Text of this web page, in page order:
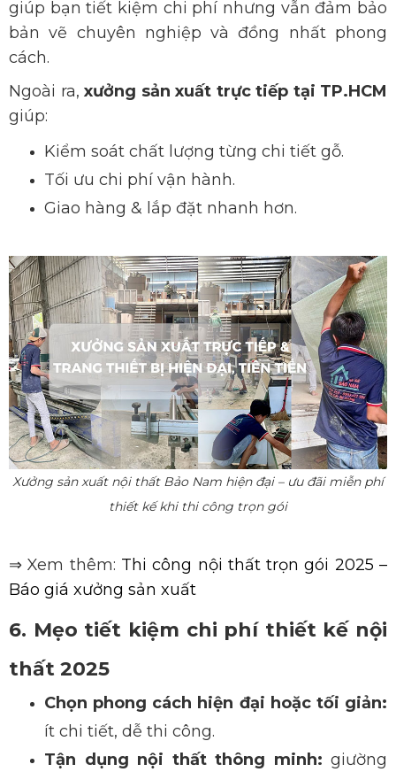
giúp bạn tiết kiệm chi phí nhưng vẫn đảm bảo
bản vẽ chuyên nghiệp và đồng nhất phong
cách.
Ngoài ra, xưởng sản xuất trực tiếp tại TP.HCM
giúp:
Kiểm soát chất lượng từng chi tiết gỗ.
Tối ưu chi phí vận hành.
Giao hàng & lắp đặt nhanh hơn.
Xưởng sản xuất nội thất Bảo Nam hiện đại – ưu đãi miễn phí
thiết kế khi thi công trọn gói
⇒Xem thêm: Thi công nội thất trọn gói 2025 –
Báo giá xưởng sản xuất
6. Mẹo tiết kiệm chi phí thiết kế nội
thất 2025
Chọn phong cách hiện đại hoặc tối giản:
ít chi tiết, dễ thi công.
Tận dụng nội thất thông minh: giường